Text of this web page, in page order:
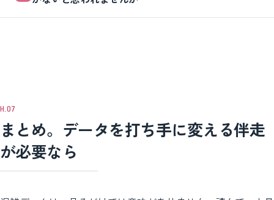
フと実際の店内の様子を合わせて行うと、判断のズレを防げます。
まとめ。データを打ち手に変える伴走
が必要なら